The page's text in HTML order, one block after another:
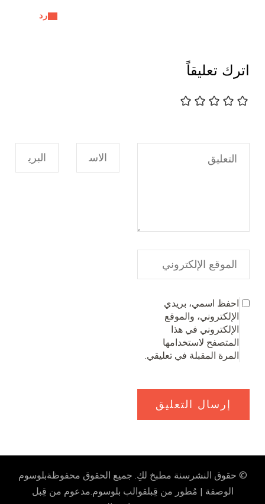
تعليقاً
احفظ اسمي، بريدي
الإلكتروني، والموقع
الإلكتروني في هذا
المتصفح لاستخدامها
المرة المقبلة في تعليقي.
حقوق النشرسنةمطبخ لكِ. جميع الحقوق محفوظةبلوسوم
الوصفة | مُطور من قِبلقوالب بلوسوم.مدعوم من قِبل